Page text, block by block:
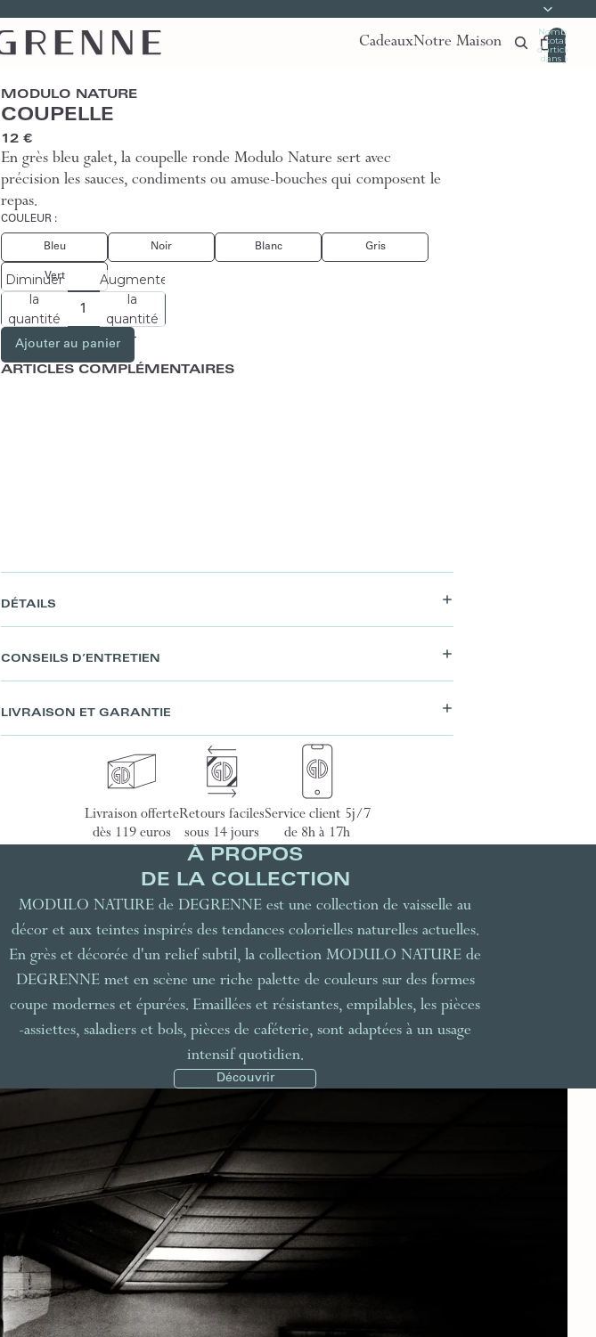
CadeauxNotre Maison
Nombre
total
d’articles
dans le
MODULO NATURE
COUPELLE
12 €
En grès bleu galet, la coupelle ronde Modulo Nature sert avec
précision les sauces, condiments ou amuse-bouches qui composent le
repas.
COULEUR :
Bleu Noir Blanc Gris
Vert
Diminuer
la
quantité
Augmenter
la
quantité
Ajouter au panier
ARTICLES COMPLÉMENTAIRES
DÉTAILS
CONSEILS D’ENTRETIEN
LIVRAISON ET GARANTIE
Livraison offerte
dès 119 euros
Retours faciles
sous 14 jours
Service client 5j/7
de 8h à 17h
À PROPOS
DE LA COLLECTION
MODULO NATURE de DEGRENNE est une collection de vaisselle au
décor et aux teintes inspirés des tendances colorielles naturelles actuelles.
En grès et décorée d'un relief subtil, la collection MODULO NATURE de
DEGRENNE met en scène une riche palette de couleurs sur des formes
coupe modernes et épurées. Emaillées et résistantes, empilables, les pièces
-assiettes, saladiers et bols, pièces de caféterie, sont adaptées à un usage
intensif quotidien.
Découvrir